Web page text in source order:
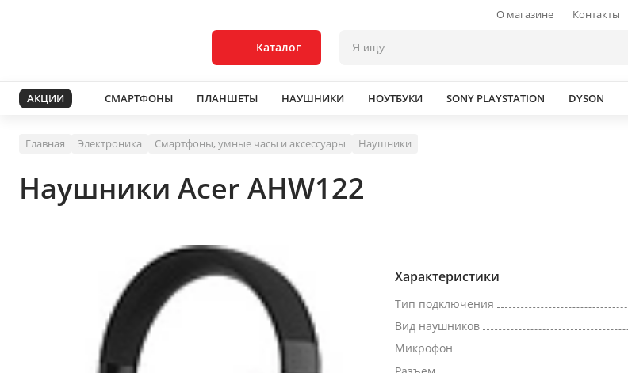
О магазине Контакты
Каталог
АКЦИИ СМАРТФОНЫ ПЛАНШЕТЫ НАУШНИКИ НОУТБУКИ SONY PLAYSTATION DYSON
Главная Электроника Смартфоны, умные часы и аксессуары Наушники
Наушники Acer AHW122
Характеристики
Тип подключения
Вид наушников
Микрофон